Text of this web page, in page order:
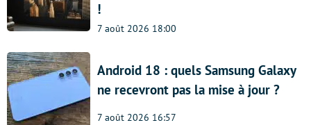
!
7 août 2026 18:00
Android 18 : quels Samsung Galaxy
ne recevront pas la mise à jour ?
7 août 2026 16:57